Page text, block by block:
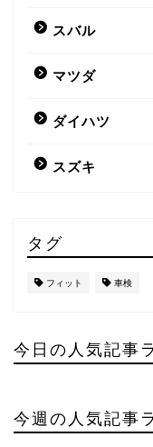
スバル
マツダ
ダイハツ
スズキ
タグ
フィット 車検
今日の人気記事
今週の人気記事